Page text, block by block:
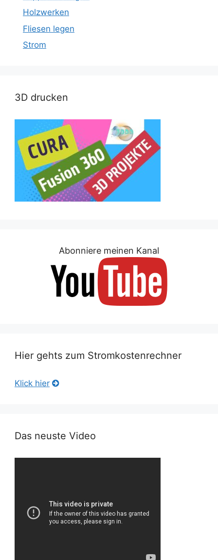
Holzwerken
Fliesen legen
Strom
3D drucken
Abonniere meinen Kanal
Hier gehts zum Stromkostenrechner
Klick hier
Das neuste Video